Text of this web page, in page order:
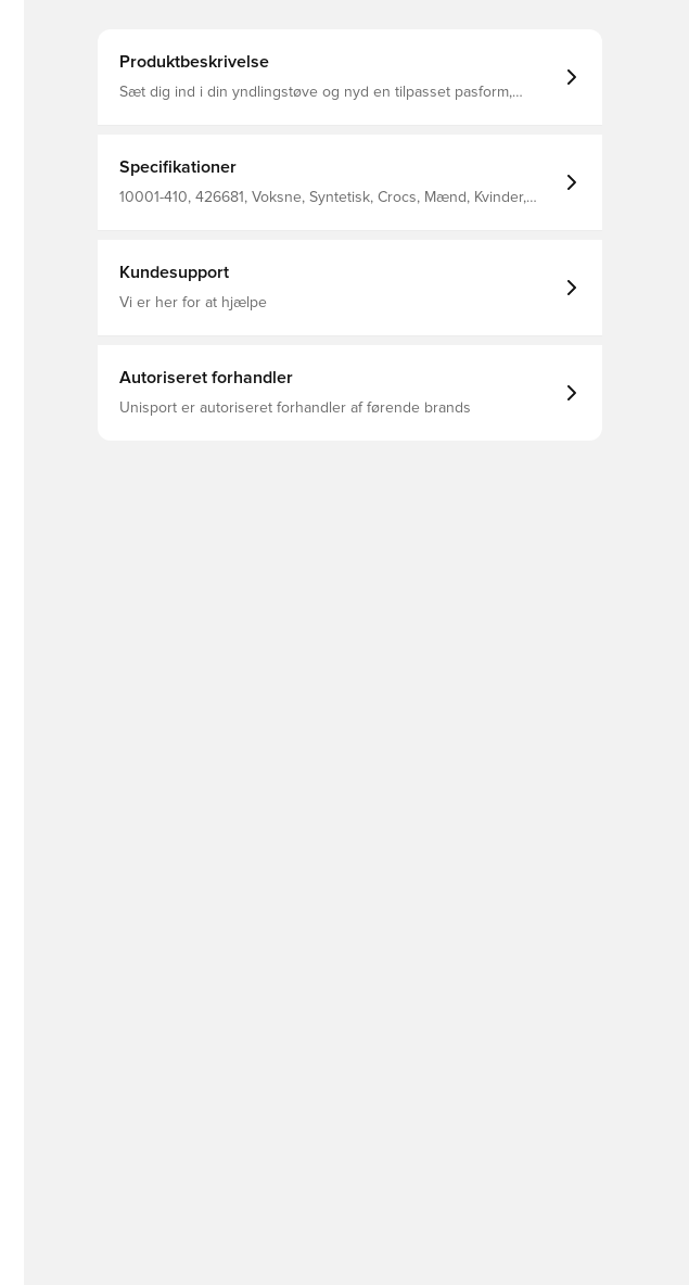
Produktbeskrivelse
Sæt dig ind i din yndlingstøve og nyd en tilpasset pasform,
hjælper vand og snavs med at løbe væk Fuldt støbt Croslite™ -
materiale til karakteristisk Crocs-komfort Hælrem giver en sikker
pasform Let at rengøre og hurtig at tørre Letvægtssåler uden
Specifikationer
10001-410, 426681, Voksne, Syntetisk, Crocs, Mænd, Kvinder,
Kundesupport
Vi er her for at hjælpe
Autoriseret forhandler
Unisport er autoriseret forhandler af førende brands